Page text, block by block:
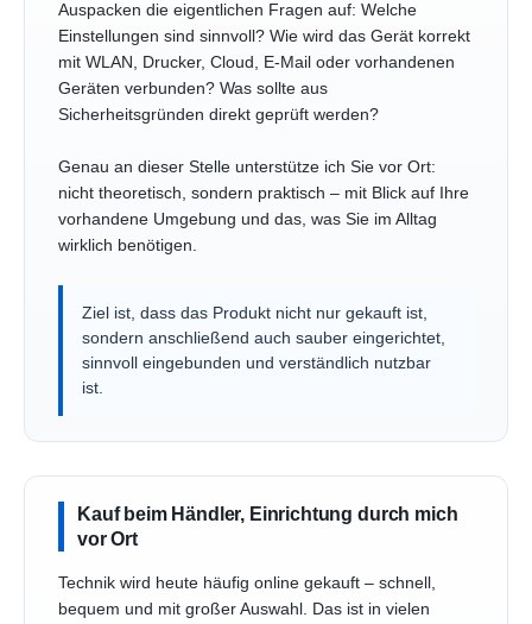
Auspacken die eigentlichen Fragen auf: Welche
Einstellungen sind sinnvoll? Wie wird das Gerät korrekt
mit WLAN, Drucker, Cloud, E-Mail oder vorhandenen
Geräten verbunden? Was sollte aus
Sicherheitsgründen direkt geprüft werden?
Genau an dieser Stelle unterstütze ich Sie vor Ort:
nicht theoretisch, sondern praktisch – mit Blick auf Ihre
vorhandene Umgebung und das, was Sie im Alltag
wirklich benötigen.
Ziel ist, dass das Produkt nicht nur gekauft ist,
sondern anschließend auch sauber eingerichtet,
sinnvoll eingebunden und verständlich nutzbar
ist.
Kauf beim Händler, Einrichtung durch mich
vor Ort
Technik wird heute häufig online gekauft – schnell,
bequem und mit großer Auswahl. Das ist in vielen